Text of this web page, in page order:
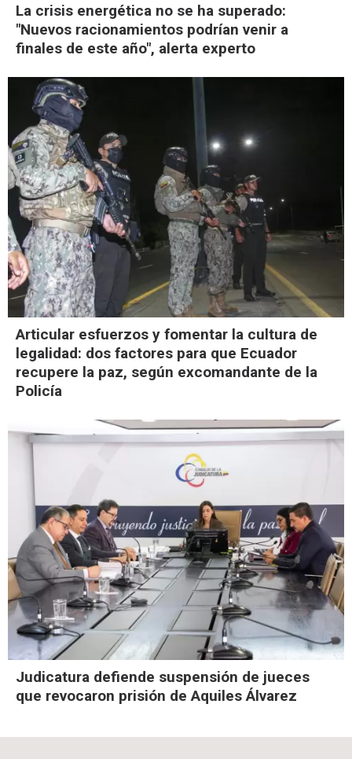
La crisis energética no se ha superado:
"Nuevos racionamientos podrían venir a
finales de este año", alerta experto
Articular esfuerzos y fomentar la cultura de
legalidad: dos factores para que Ecuador
recupere la paz, según excomandante de la
Policía
Judicatura defiende suspensión de jueces
que revocaron prisión de Aquiles Álvarez